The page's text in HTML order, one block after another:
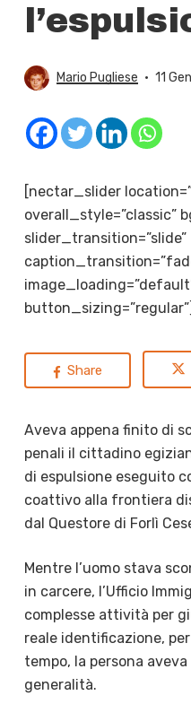
Mario Pugliese 11
[nectar_slider
overall_style=”classic”
slider_transition=”slide”
button_sizing=”regular”]
Share
Aveva appena finito di
penali il cittadino
di espulsione eseguito
coattivo alla frontiera
dal Questore di Forlì
Mentre l’uomo stava
in carcere, l’Ufficio
complesse attività per
reale identificazione,
tempo, la persona
generalità.